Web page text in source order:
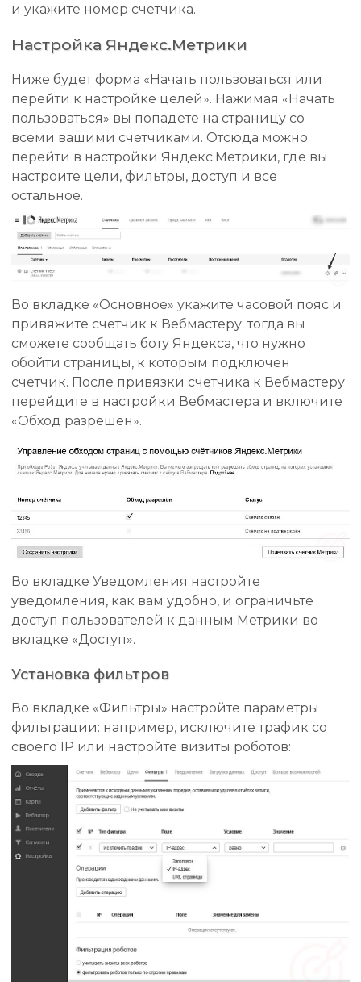
и укажите номер счетчика.
Настройка Яндекс.Метрики
Ниже будет форма «Начать пользоваться или
перейти к настройке целей». Нажимая «Начать
пользоваться» вы попадете на страницу со
всеми вашими счетчиками. Отсюда можно
перейти в настройки Яндекс.Метрики, где вы
настроите цели, фильтры, доступ и все
остальное.
Во вкладке «Основное» укажите часовой пояс и
привяжите счетчик к Вебмастеру: тогда вы
сможете сообщать боту Яндекса, что нужно
обойти страницы, к которым подключен
счетчик. После привязки счетчика к Вебмастеру
перейдите в настройки Вебмастера и включите
«Обход разрешен».
Во вкладке Уведомления настройте
уведомления, как вам удобно, и ограничьте
доступ пользователей к данным Метрики во
вкладке «Доступ».
Установка фильтров
Во вкладке «Фильтры» настройте параметры
фильтрации: например, исключите трафик со
своего IP или настройте визиты роботов: